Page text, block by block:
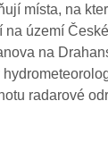
místa, na
území
na
radarové